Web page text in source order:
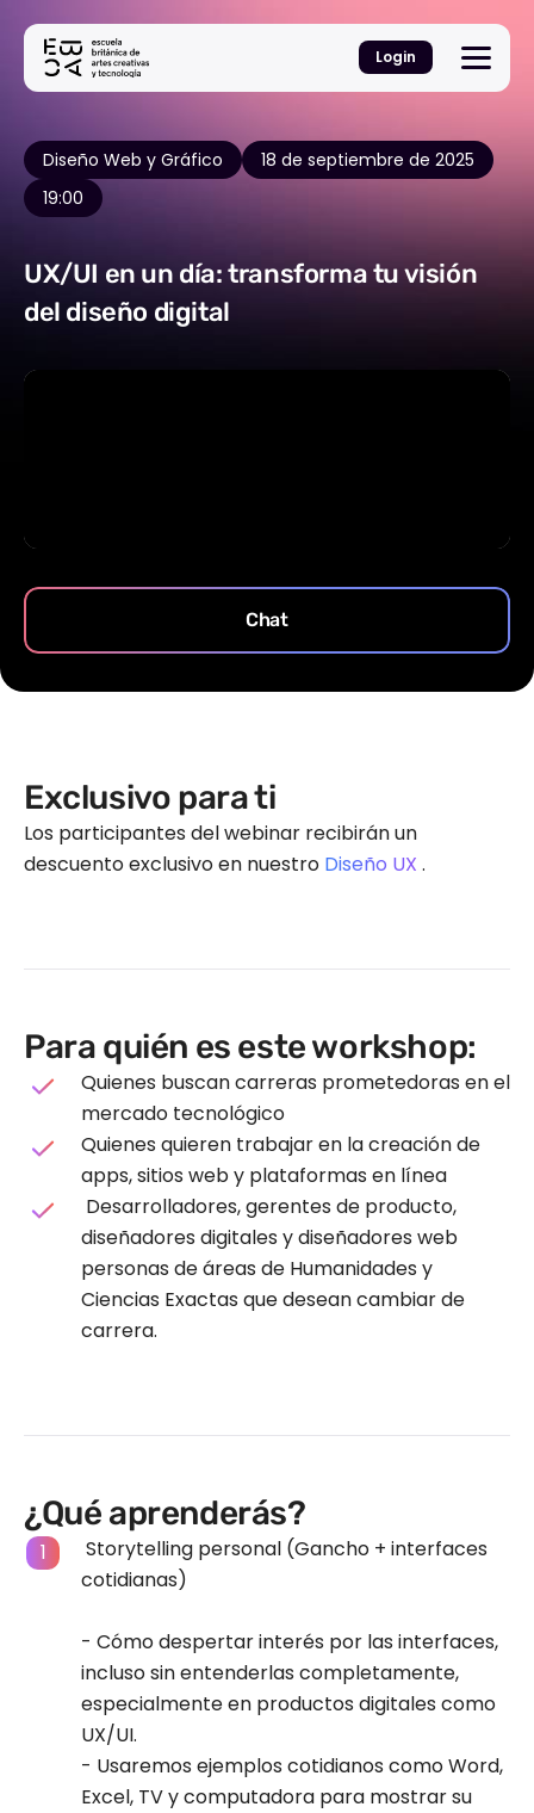
Login
Diseño Web y Gráfico
18 de septiembre de 2025
19:00
UX/UI en un día: transforma tu visión
del diseño digital
Chat
Exclusivo para ti
Los participantes del webinar recibirán un
descuento exclusivo en nuestro Diseño UX .
Para quién es este workshop:
Quienes buscan carreras prometedoras en el
mercado tecnológico
Quienes quieren trabajar en la creación de
apps, sitios web y plataformas en línea
Desarrolladores, gerentes de producto,
diseñadores digitales y diseñadores web
personas de áreas de Humanidades y
Ciencias Exactas que desean cambiar de
carrera.
¿Qué aprenderás?
Storytelling personal (Gancho + interfaces
cotidianas)
- Cómo despertar interés por las interfaces,
incluso sin entenderlas completamente,
especialmente en productos digitales como
UX/UI.
- Usaremos ejemplos cotidianos como Word,
Excel, TV y computadora para mostrar su